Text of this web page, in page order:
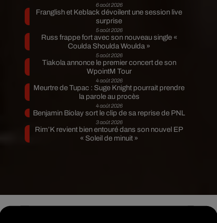
6 août 2026
Franglish et Keblack dévoilent une session live
surprise
5 août 2026
Russ frappe fort avec son nouveau single «
Coulda Shoulda Woulda »
5 août 2026
Tiakola annonce le premier concert de son
WpointM Tour
4 août 2026
Meurtre de Tupac : Suge Knight pourrait prendre
la parole au procès
4 août 2026
Benjamin Biolay sort le clip de sa reprise de PNL
3 août 2026
Rim’K revient bien entouré dans son nouvel EP
« Soleil de minuit »